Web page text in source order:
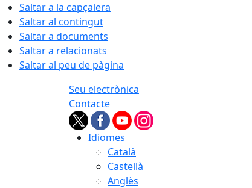
Saltar a la capçalera
Saltar al contingut
Saltar a documents
Saltar a relacionats
Saltar al peu de pàgina
Seu electrònica
Contacte
Idiomes
Català
Castellà
Anglès